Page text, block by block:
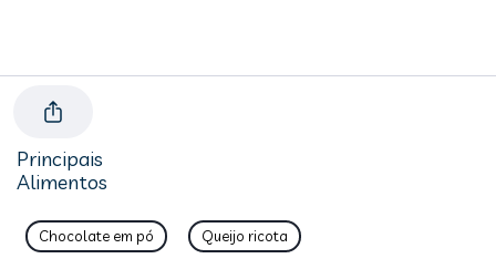
Principais
Alimentos
Chocolate em pó Queijo ricota